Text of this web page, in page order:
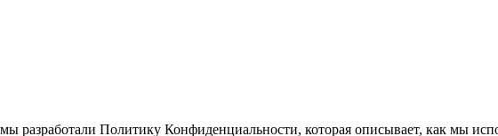
разработали Политику Конфиденциальности, которая описывает, как мы